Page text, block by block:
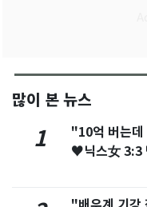
많이 본 뉴스
1
"10억 버는
♥닉스女 3:3